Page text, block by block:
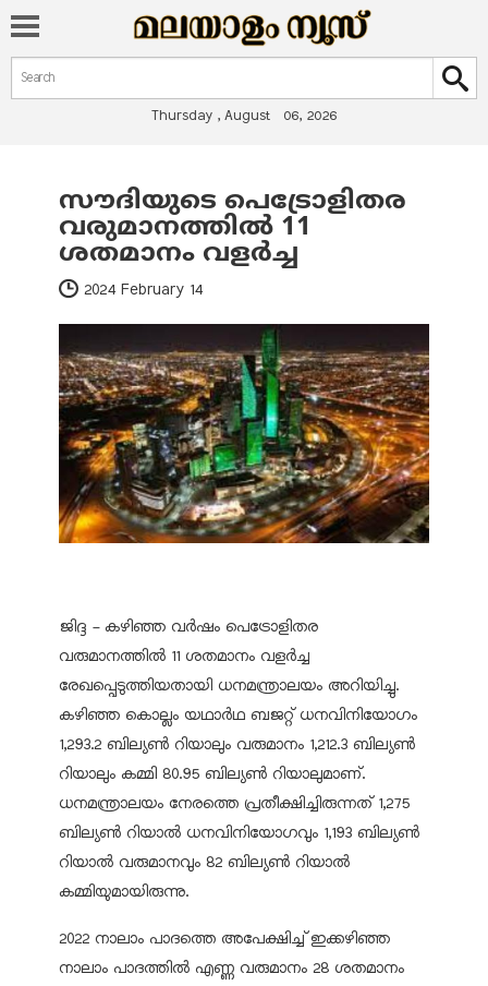
Search form
Search
Thursday , August 06, 2026
You are here
സൗദിയുടെ പെട്രോളിതര
വരുമാനത്തിൽ 11
ശതമാനം വളർച്ച
2024 February 14
ജിദ്ദ - കഴിഞ്ഞ വർഷം പെട്രോളിതര
വരുമാനത്തിൽ 11 ശതമാനം വളർച്ച
രേഖപ്പെടുത്തിയതായി ധനമന്ത്രാലയം അറിയിച്ചു.
കഴിഞ്ഞ കൊല്ലം യഥാർഥ ബജറ്റ് ധനവിനിയോഗം
1,293.2 ബില്യൺ റിയാലും വരുമാനം 1,212.3 ബില്യൺ
റിയാലും കമ്മി 80.95 ബില്യൺ റിയാലുമാണ്.
ധനമന്ത്രാലയം നേരത്തെ പ്രതീക്ഷിച്ചിരുന്നത് 1,275
ബില്യൺ റിയാൽ ധനവിനിയോഗവും 1,193 ബില്യൺ
റിയാൽ വരുമാനവും 82 ബില്യൺ റിയാൽ
കമ്മിയുമായിരുന്നു.
2022 നാലാം പാദത്തെ അപേക്ഷിച്ച് ഇക്കഴിഞ്ഞ
നാലാം പാദത്തിൽ എണ്ണ വരുമാനം 28 ശതമാനം